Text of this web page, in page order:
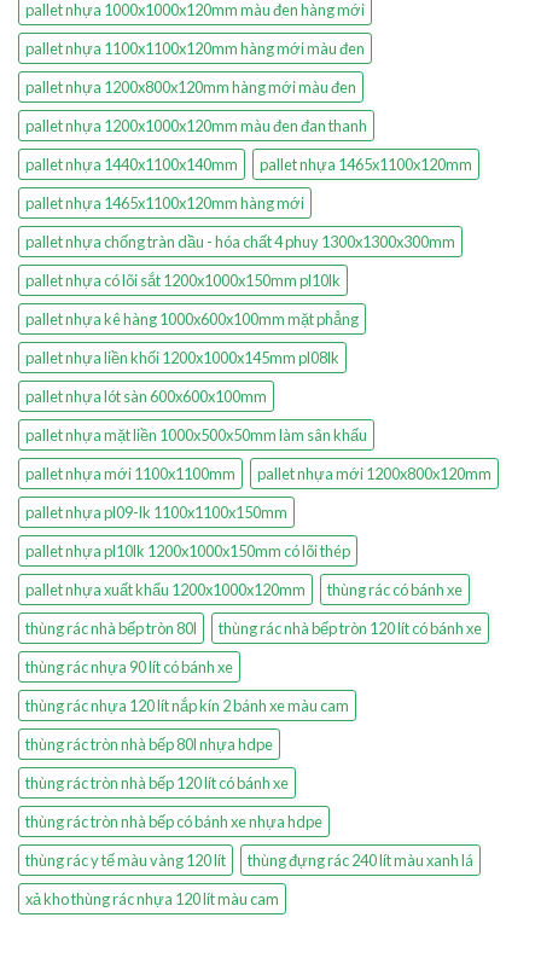
pallet nhựa 1000x1000x120mm màu đen hàng mới
pallet nhựa 1100x1100x120mm hàng mới màu đen
pallet nhựa 1200x800x120mm hàng mới màu đen
pallet nhựa 1200x1000x120mm màu đen đan thanh
pallet nhựa 1440x1100x140mm
pallet nhựa 1465x1100x120mm
pallet nhựa 1465x1100x120mm hàng mới
pallet nhựa chống tràn dầu - hóa chất 4 phuy 1300x1300x300mm
pallet nhựa có lõi sắt 1200x1000x150mm pl10lk
pallet nhựa kê hàng 1000x600x100mm mặt phẳng
pallet nhựa liền khối 1200x1000x145mm pl08lk
pallet nhựa lót sàn 600x600x100mm
pallet nhựa mặt liền 1000x500x50mm làm sân khấu
pallet nhựa mới 1100x1100mm
pallet nhựa mới 1200x800x120mm
pallet nhựa pl09-lk 1100x1100x150mm
pallet nhựa pl10lk 1200x1000x150mm có lõi thép
pallet nhựa xuất khẩu 1200x1000x120mm
thùng rác có bánh xe
thùng rác nhà bếp tròn 80l
thùng rác nhà bếp tròn 120 lít có bánh xe
thùng rác nhựa 90 lít có bánh xe
thùng rác nhựa 120 lít nắp kín 2 bánh xe màu cam
thùng rác tròn nhà bếp 80l nhựa hdpe
thùng rác tròn nhà bếp 120 lít có bánh xe
thùng rác tròn nhà bếp có bánh xe nhựa hdpe
thùng rác y tế màu vàng 120 lít
thùng đựng rác 240 lít màu xanh lá
xả kho thùng rác nhựa 120 lít màu cam